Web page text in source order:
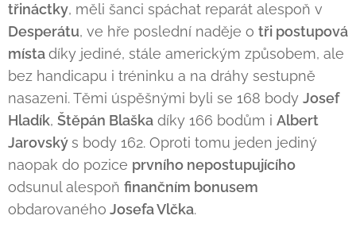
třináctky, měli šanci spáchat reparát alespoň v
Desperátu, ve hře poslední naděje o tři postupová
místadíky jediné, stále americkým způsobem, ale
bez handicapu i tréninku a na dráhy sestupně
nasazeni. Těmi úspěšnými byli se 168 body Josef
Hladík, Štěpán Blaška díky 166 bodům i Albert
Jarovskýs body 162. Oproti tomu jeden jediný
naopak do pozice prvního nepostupujícího
odsunul alespoň finančním bonusem
obdarovaného Josefa Vlčka.